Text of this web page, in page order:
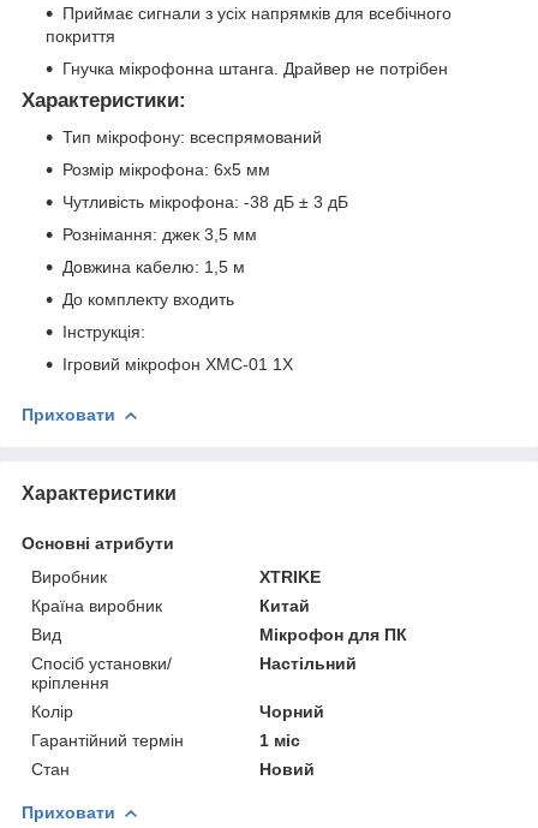
Приймає сигнали з усіх напрямків для всебічного
покриття
Гнучка мікрофонна штанга. Драйвер не потрібен
Характеристики:
Тип мікрофону: всеспрямований
Розмір мікрофона: 6x5 мм
Чутливість мікрофона: -38 дБ ± 3 дБ
Рознімання: джек 3,5 мм
Довжина кабелю: 1,5 м
До комплекту входить
Інструкція:
Ігровий мікрофон XMC-01 1X
Приховати
Характеристики
Основні атрибути
Виробник
XTRIKE
Країна виробник
Китай
Вид
Мікрофон для ПК
Спосіб установки/
кріплення
Настільний
Колір
Чорний
Гарантійний термін
1 міс
Стан
Новий
Приховати